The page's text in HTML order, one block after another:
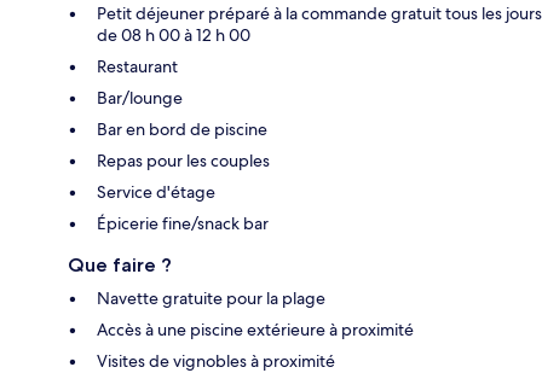
Petit déjeuner préparé à la commande gratuit tous les jours
de 08 h 00 à 12 h 00
Restaurant
Bar/lounge
Bar en bord de piscine
Repas pour les couples
Service d'étage
Épicerie fine/snack bar
Que faire ?
Navette gratuite pour la plage
Accès à une piscine extérieure à proximité
Visites de vignobles à proximité